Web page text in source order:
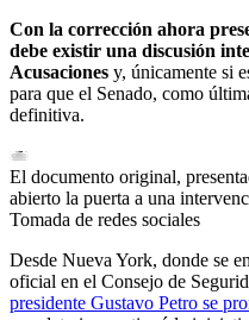
Con la corrección ahora
debe existir una discusión
Acusaciones y, únicamente si
para que el Senado, como
definitiva.
El documento original,
abierto la puerta a una
Tomada de redes sociales
Desde Nueva York, donde se
oficial en el Consejo de
presidente Gustavo Petro se